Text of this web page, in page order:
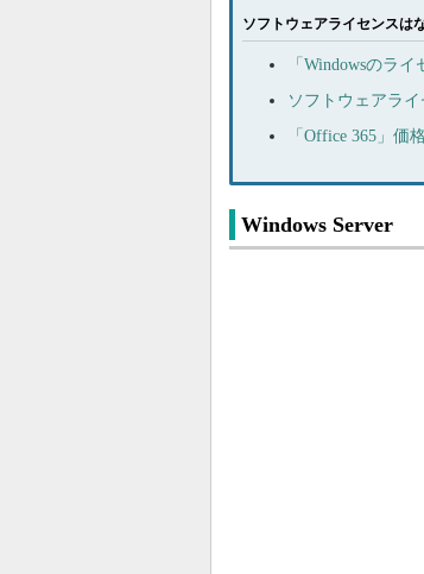
ソフトウェアライセンスは
「Windowsのラ
ソフトウェアラ
「Office 365」価
Windows Server